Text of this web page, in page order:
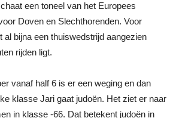
een toneel van het Europees
Doven en Slechthorenden. Voor
al bijna een thuiswedstrijd aangezien
rijden ligt.
vanaf half 6 is er een weging en dan
klasse Jari gaat judoën. Het ziet er naar
in klasse -66. Dat betekent judoën in